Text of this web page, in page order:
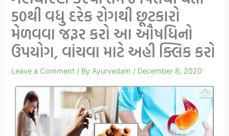
50થી વધુ દરેક રોગથી છૂટકારો
મેળવવા જરૂર કરો આ ઔષધિનો
ઉપયોગ, વાંચવા માટે અહી ક્લિક કરો
Leave a Comment / ByAyurvedam / December 8, 2020